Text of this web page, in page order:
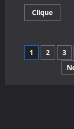
CliqueRead
more
no
“A
vem
1 2 3